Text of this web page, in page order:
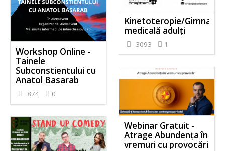
Kinetoteropie/
medicală adulți
3093 1
Workshop Online -
Tainele
Subconstientului cu
Anatol Basarab
874 0
Webinar Gratuit -
Atrage Abundența în
vremuri cu provocări